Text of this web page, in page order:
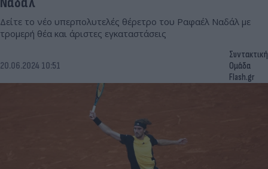
Δείτε το νέο υπερπολυτελές θέρετρο του Ραφαέλ Ναδάλ με
τρομερή θέα και άριστες εγκαταστάσεις
20.06.2024 10:51
Συντακτική
Ομάδα
Flash.gr